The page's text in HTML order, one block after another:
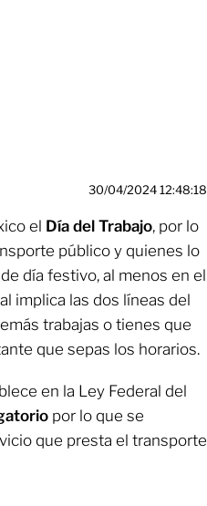
30/04/2024 12:48:18
el Día del Trabajo, por lo
público y quienes lo
día festivo, al menos en el
implica las dos líneas del
trabajas o tienes que
que sepas los horarios.
en la Ley Federal del
por lo que se
que presta el transporte